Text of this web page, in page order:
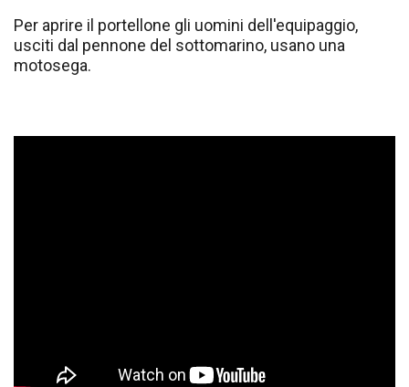
Per aprire il portellone gli uomini dell'equipaggio,
usciti dal pennone del sottomarino, usano una
motosega.